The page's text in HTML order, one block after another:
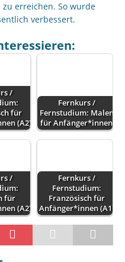
erreichen. So wurde
verbessert.
/
für
(A2)
Fernkurs /
Fernstudium: Malen
für Anfänger*innen
/
für
(A2)
Fernkurs /
Fernstudium:
Französisch für
Anfänger*innen (A1)